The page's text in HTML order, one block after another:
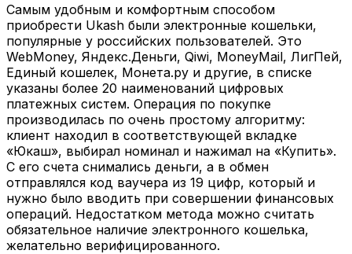
Самым удобным и комфортным способом
приобрести Ukash были электронные кошельки,
популярные у российских пользователей. Это
WebMoney, Яндекс.Деньги, Qiwi, MoneyMail, ЛигПей,
Единый кошелек, Монета.ру и другие, в списке
указаны более 20 наименований цифровых
платежных систем. Операция по покупке
производилась по очень простому алгоритму:
клиент находил в соответствующей вкладке
«Юкаш», выбирал номинал и нажимал на «Купить».
С его счета снимались деньги, а в обмен
отправлялся код ваучера из 19 цифр, который и
нужно было вводить при совершении финансовых
операций. Недостатком метода можно считать
обязательное наличие электронного кошелька,
желательно верифицированного.